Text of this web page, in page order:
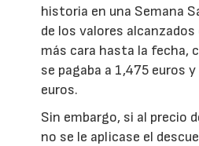
historia en una Semana
de los valores alcanzados
más cara hasta la fecha,
se pagaba a 1,475 euros
euros.
Sin embargo, si al precio
no se le aplicase el